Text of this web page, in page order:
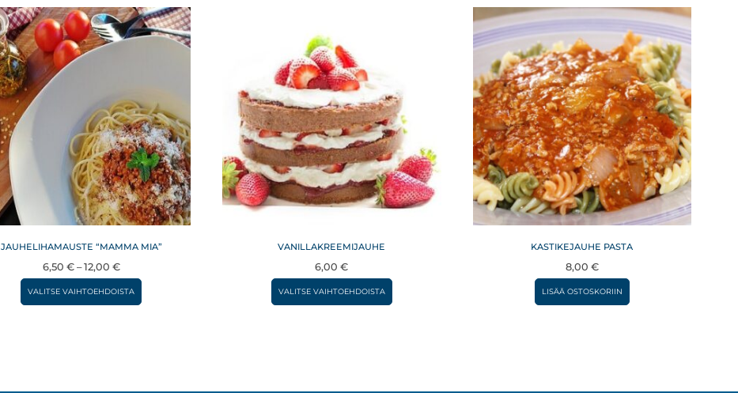
JAUHELIHAMAUSTE “MAMMA MIA”
6,50 € – 12,00 €Hintaluokka:
6,50 €
–
VALITSE VAIHTOEHDOISTA
VANILLAKREEMIJAUHE
6,00€
VALITSE VAIHTOEHDOISTA
tuotteella
KASTIKEJAUHE PASTA
8,00 €
LISÄÄ OSTOSKORIIN